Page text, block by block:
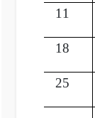
11
18
25